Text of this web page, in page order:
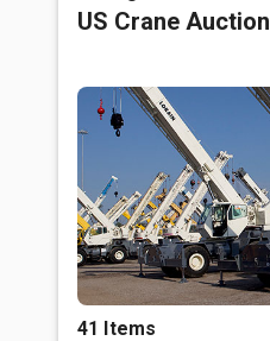
US Crane Auction
41 Items